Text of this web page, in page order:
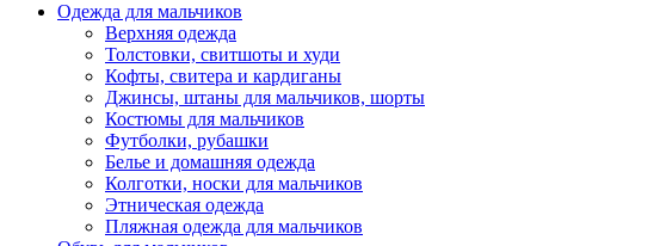
Одежда для мальчиков
Верхняя одежда
Толстовки, свитшоты и худи
Кофты, свитера и кардиганы
Джинсы, штаны для мальчиков, шорты
Костюмы для мальчиков
Футболки, рубашки
Белье и домашняя одежда
Колготки, носки для мальчиков
Этническая одежда
Пляжная одежда для мальчиков